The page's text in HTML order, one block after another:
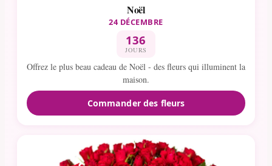
Noël
24 DÉCEMBRE
136
JOURS
Offrez le plus beau cadeau de Noël - des fleurs qui illuminent la
maison.
Commander des fleurs